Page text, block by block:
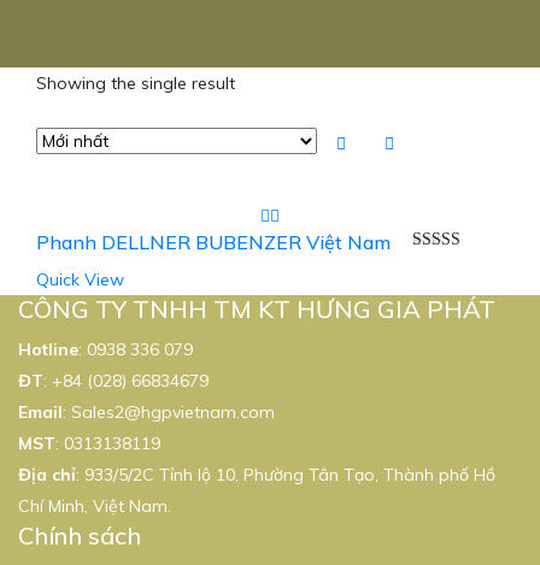
Showing the single result
sao
Phanh DELLNER BUBENZER Việt Nam
Quick View
CÔNG TY TNHH TM KT HƯNG GIA PHÁT
Hotline: 0938 336 079
ĐT: +84 (028) 66834679
Email: Sales2@hgpvietnam.com
MST: 0313138119
Địa chỉ: 933/5/2C Tỉnh lộ 10, Phường Tân Tạo, Thành phố Hồ
Chí Minh, Việt Nam.
Chính sách